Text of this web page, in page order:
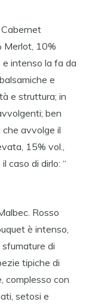
Merlot, 10%
intenso la fa da
e
e struttura; in
ben
che avvolge il
15% vol.,
caso di dirlo: “
Rosso
è intenso,
di
tipiche di
complesso con
setosi e